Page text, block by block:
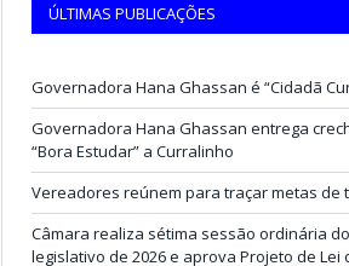
ÚLTIMAS PUBLICAÇÕES
Governadora Hana Ghassan é “Cidadã
Governadora Hana Ghassan entrega
“Bora Estudar” a Curralinho
Vereadores reúnem para traçar metas de
Câmara realiza sétima sessão ordinária
legislativo de 2026 e aprova Projeto de Lei